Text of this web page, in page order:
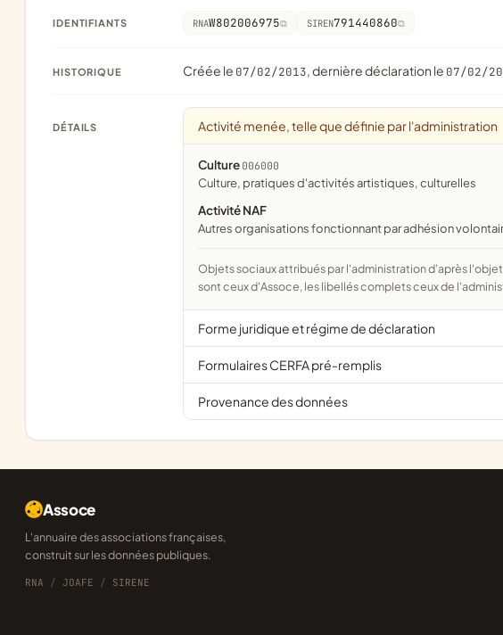
IDENTIFIANTS RNAW802006975 SIREN791440860
HISTORIQUE Créée le 07/02/2013, dernière déclaration le 07/02/
DÉTAILS Activité menée, telle que définie par l'administration
Culture 006000
culture, pratiques d'activités artistiques, culturelles
Activité NAF
Autres organisations fonctionnant par adhésion
Objets sociaux attribués par l'administration d'après l'objet déclaré ; activité NAF attribuée par l'INSEE. Les noms courts
sont ceux d'Assoce, les libellés complets ceux de
Forme juridique et régime de déclaration
Formulaires CERFA pré-remplis
Provenance des données
Assoce
L'annuaire des associations françaises,
construit sur les données publiques.
RNA / JOAFE / SIRENE